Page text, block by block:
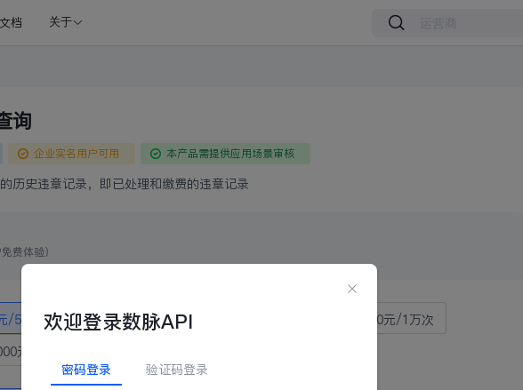
档 关于
询
企业实名用户可用 本产品需提供应用场景审核
历史违章记录，即已处理和缴费的违章记录
费体验）
/5次 12元/100次 110元/1000次
900元/1万次
元/5万次
欢迎登录数脉API
密码登录 验证码登录